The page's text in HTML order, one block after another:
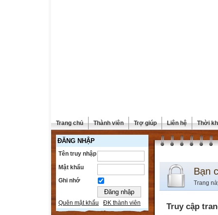
Trang chủ Thành viên Trợ giúp Liên hệ Thời
ĐĂNG NHẬP
Tên truy nhập
Mật khẩu
Ghi nhớ
Quên mật khẩu ĐK thành viên
Bạn
Trang
Truy cập